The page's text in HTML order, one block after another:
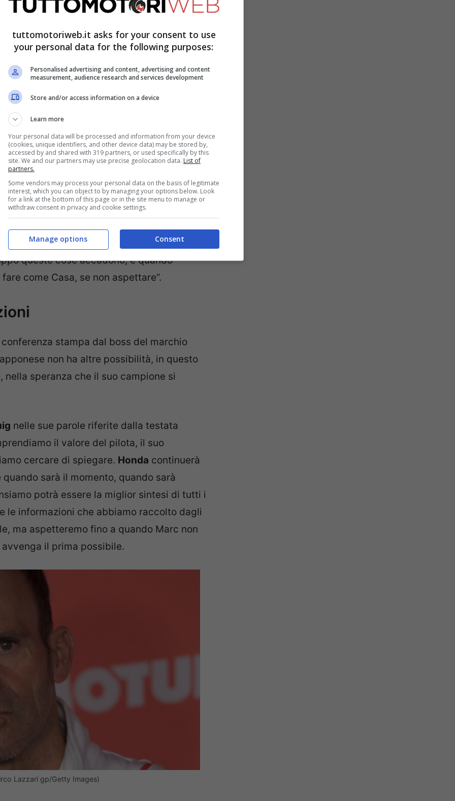
si ritrova nuovamente orfana del suo
chiave: giovedì, infatti, a
in chiave 2022, già cruciali per
prossima stagione. E Marc, come è
ovviamente”, ha messo in chiaro
queste cose accadono, e quando
come Casa, se non aspettare”.
stampa dal boss del marchio
non ha altre possibilità, in questo
speranza che il suo campione si
nelle sue parole riferite dalla testata
il valore del pilota, il suo
cercare di spiegare. Honda continuerà
sarà il momento, quando sarà
potrà essere la miglior sintesi di tutti i
le informazioni che abbiamo raccolto dagli
ma aspetteremo fino a quando Marc non
avvenga il prima possibile.
Lazzari gp/Getty Images)
tuttomotoriweb.it asks for your consent to use
your personal data for the following purposes:
Personalised advertising and content, advertising and content
measurement, audience research and services development
Store and/or access information on a device
Learn more
Your personal data will be processed and information from your device
(cookies, unique identifiers, and other device data) may be stored by,
accessed by and shared with 319 partners, or used specifically by this
site. We and our partners may use precise geolocation data. List of
partners.
Some vendors may process your personal data on the basis of legitimate
interest, which you can object to by managing your options below. Look
for a link at the bottom of this page or in the site menu to manage or
withdraw consent in privacy and cookie settings.
Consent
Manage options